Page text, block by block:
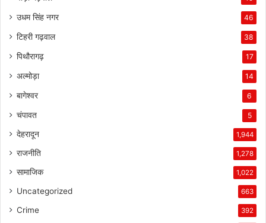
उधम सिंह नगर 46
टिहरी गढ़वाल 38
पिथौरागढ़ 17
अल्मोड़ा 14
बागेश्वर 6
चंपावत 5
देहरादून 1,944
राजनीति 1,278
सामाजिक 1,022
Uncategorized 663
Crime 392